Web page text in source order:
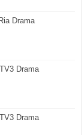
Drama
Drama
Drama